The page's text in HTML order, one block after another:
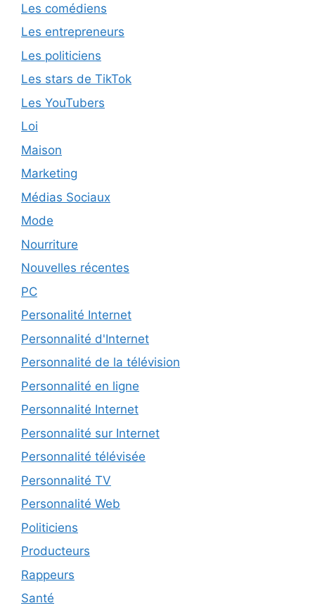
Les comédiens
Les entrepreneurs
Les politiciens
Les stars de TikTok
Les YouTubers
Loi
Maison
Marketing
Médias Sociaux
Mode
Nourriture
Nouvelles récentes
PC
Personalité Internet
Personnalité d'Internet
Personnalité de la télévision
Personnalité en ligne
Personnalité Internet
Personnalité sur Internet
Personnalité télévisée
Personnalité TV
Personnalité Web
Politiciens
Producteurs
Rappeurs
Santé